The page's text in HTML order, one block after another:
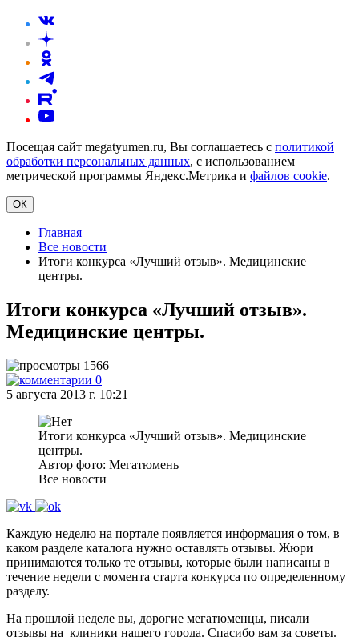
Посещая сайт megatyumen.ru, Вы соглашаетесь с политикой
обработки персональных данных, с использованием
метрической программы Яндекс.Метрика и файлов cookie.
ОК
Главная
Все новости
Итоги конкурса «Лучший отзыв». Медицинские
центры.
Итоги конкурса «Лучший отзыв».
Медицинские центры.
1566
0
5 августа 2013 г. 10:21
Итоги конкурса «Лучший отзыв». Медицинские
центры.
Автор фото: Мегатюмень
Все новости
Каждую неделю на портале появляется информация о том, в
каком разделе каталога нужно оставлять отзывы. Жюри
принимаются только те отзывы, которые были написаны в
течение недели с момента старта конкурса по определенному
разделу.
На прошлой неделе вы, дорогие мегатюменцы, писали
отзывы на клиники нашего города. Спасибо вам за советы.